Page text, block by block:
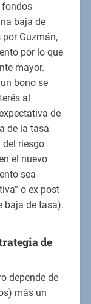
fondos
baja de
Guzmán,
por lo que
mayor.
bono se
al
de
de la tasa
del riesgo
el nuevo
sea
o ex post
baja de tasa).
de
depende de
más un